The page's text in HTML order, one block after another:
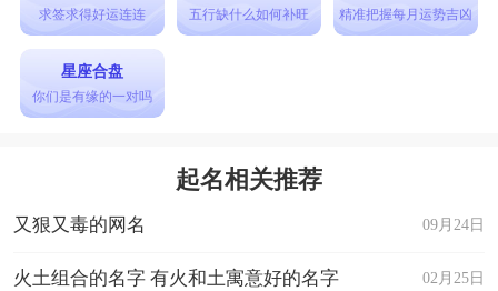
求签求得好运连连 五行缺什么如何补旺 精准把握每月运势吉凶
星座合盘
你们是有缘的一对吗
起名相关推荐
09月24日
又狠又毒的网名
02月25日
火土组合的名字 有火和土寓意好的名字